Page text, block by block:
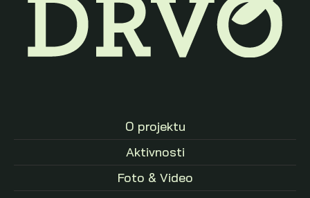
O projektu
Aktivnosti
Foto & Video